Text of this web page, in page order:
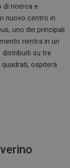
di ricerca e
nuovo centro in
uno dei principali
rientra in un
distribuiti su tre
ospiterà